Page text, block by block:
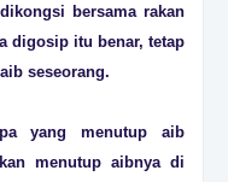
bersama rakan
digosip itu benar, tetap
seseorang.
yang menutup aib
menutup aibnya di